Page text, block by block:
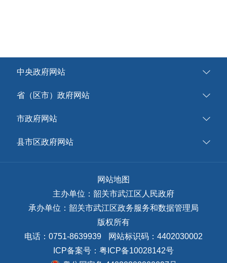
中央政府网站
省（区市）政府网站
市政府网站
县市区政府网站
网站地图
主办单位：韶关市武江区人民政府
承办单位：韶关市武江区政务服务和数据管理局
版权所有
电话：0751-8639939
网站标识码：4402030002
ICP备案号： 粤ICP备10028142号